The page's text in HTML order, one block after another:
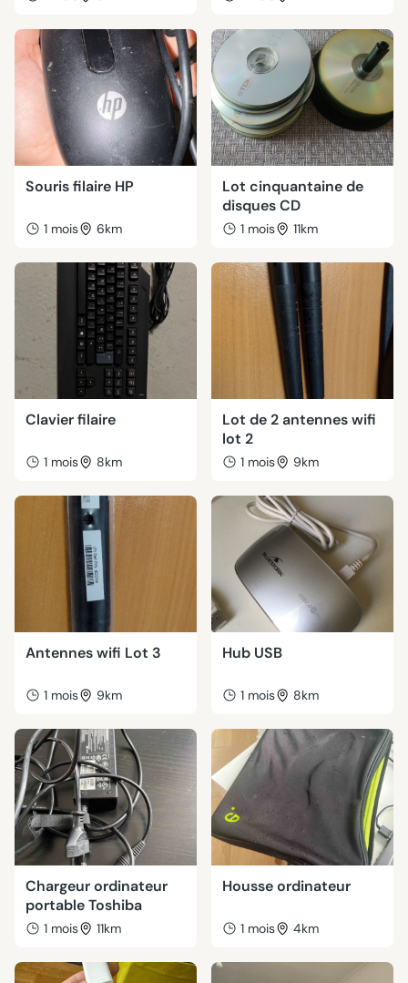
Souris filaire HP
1 mois 6km
Lot cinquantaine de
disques CD
1 mois 11km
Clavier filaire
1 mois 8km
Lot de 2 antennes wifi
lot 2
1 mois 9km
Antennes wifi Lot 3
1 mois 9km
Hub USB
1 mois 8km
Chargeur ordinateur
portable Toshiba
1 mois 11km
Housse ordinateur
1 mois 4km